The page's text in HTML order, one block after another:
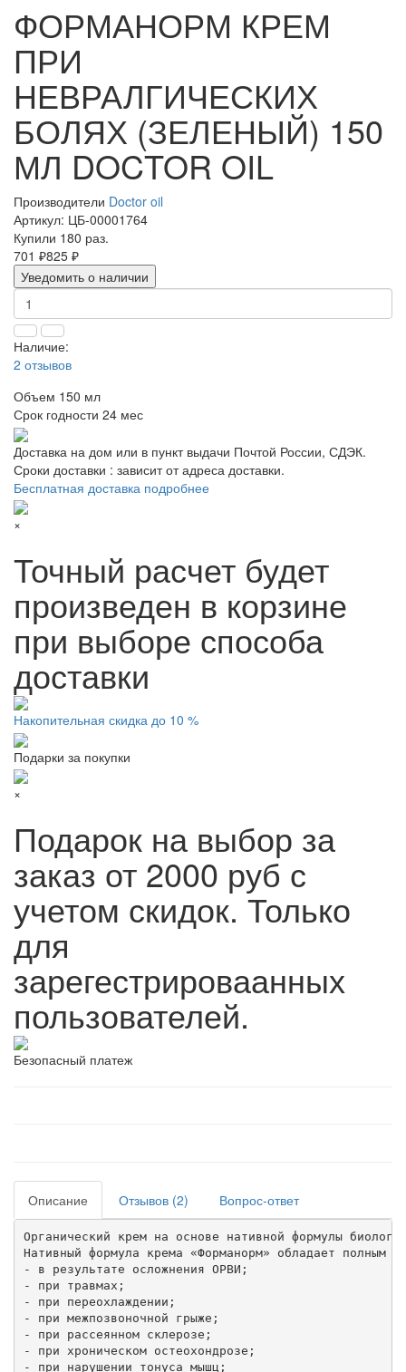
ФОРМАНОРМ КРЕМ
ПРИ
НЕВРАЛГИЧЕСКИХ
БОЛЯХ (ЗЕЛЕНЫЙ) 150
МЛ DOCTOR OIL
Производители Doctor oil
Артикул: ЦБ-00001764
Купили 180 раз.
701 ₽825 ₽
Уведомить о наличии
Наличие:
2 отзывов
Объем 150 мл
Срок годности 24 мес
Доставка на дом или в пункт выдачи Почтой России, СДЭК.
Сроки доставки : зависит от адреса доставки.
Бесплатная доставка подробнее
×
Точный расчет будет
произведен в корзине
при выборе способа
доставки
Накопительная скидка до 10 %
Подарки за покупки
×
Подарок на выбор за
заказ от 2000 руб с
учетом скидок. Только
для
зарегестрироваанных
пользователей.
Безопасный платеж
Описание Отзывов (2) Вопрос-ответ
Органический крем на основе нативной формулы
Нативный формула крема «Форманорм» обладает полным
- в результате осложнения ОРВИ;
- при травмах;
- при переохлаждении;
- при межпозвоночной грыже;
- при рассеянном склерозе;
- при хроническом остеохондрозе;
- при нарушении тонуса мышц;